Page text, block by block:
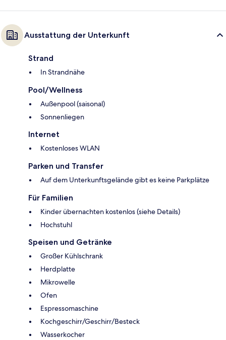
Ausstattung der Unterkunft
Strand
In Strandnähe
Pool/Wellness
Außenpool (saisonal)
Sonnenliegen
Internet
Kostenloses WLAN
Parken und Transfer
Auf dem Unterkunftsgelände gibt es keine Parkplätze
Für Familien
Kinder übernachten kostenlos (siehe Details)
Hochstuhl
Speisen und Getränke
Großer Kühlschrank
Herdplatte
Mikrowelle
Ofen
Espressomaschine
Kochgeschirr/Geschirr/Besteck
Wasserkocher